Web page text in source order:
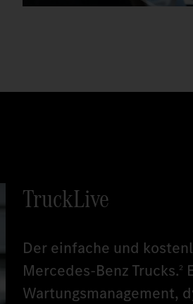
TruckLive
Der einfache und
Mercedes‑Benz Trucks.2
Wartungsmanagement,